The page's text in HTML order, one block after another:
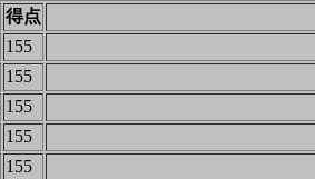
得点
155
155
155
155
155